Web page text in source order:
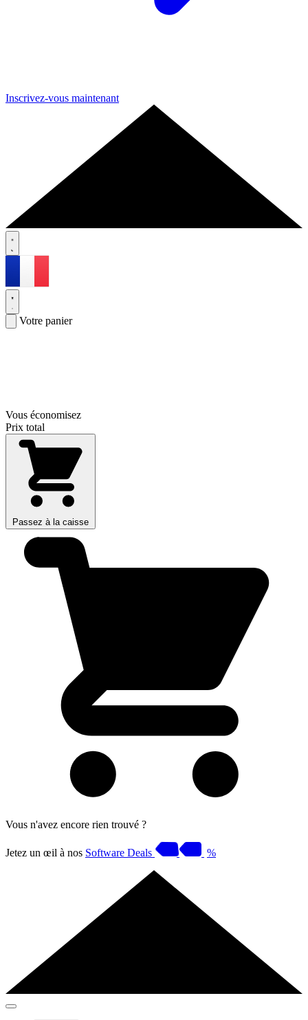
Inscrivez-vous maintenant
Votre panier
Vous économisez
Prix total
Passez à la caisse
Vous n'avez encore rien trouvé ?
Jetez un œil à nos Software Deals %